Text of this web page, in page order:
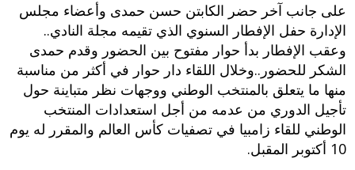
على جانب آخر حضر الكابتن حسن حمدى وأعضاء مجلس
الإدارة حفل الإفطار السنوي الذي تقيمه مجلة النادي..
وعقب الإفطار بدأ حوار مفتوح بين الحضور وقدم حمدى
الشكر للحضور..وخلال اللقاء دار حوار في أكثر من مناسبة
منها ما يتعلق بالمنتخب الوطني ووجهات نظر متباينة حول
تأجيل الدوري من عدمه من أجل استعدادات المنتخب
الوطني للقاء زامبيا في تصفيات كأس العالم والمقرر له يوم
10 أكتوبر المقبل.